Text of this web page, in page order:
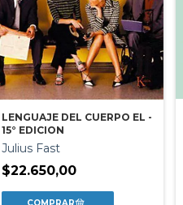
LENGUAJE DEL CUERPO EL -
15° EDICION
Julius Fast
$22.650,00